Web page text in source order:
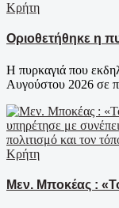
Κρήτη
Οριοθετήθηκε η
Η πυρκαγιά που
Αυγούστου 2026 σε
Κρήτη
Μεν. Μποκέας :